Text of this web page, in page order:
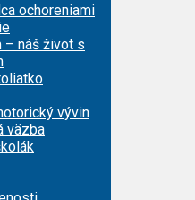
ochoreniami
– náš život s
vývin
väzba